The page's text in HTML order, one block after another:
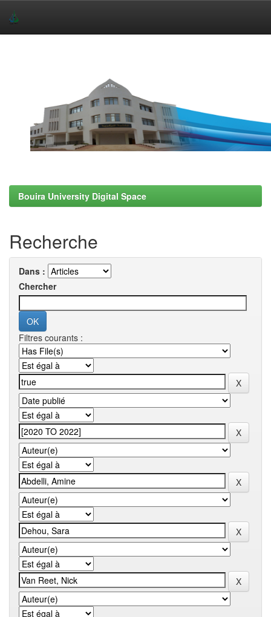
Bouira University Digital Space
Recherche
Dans :
Chercher
Filtres courants :